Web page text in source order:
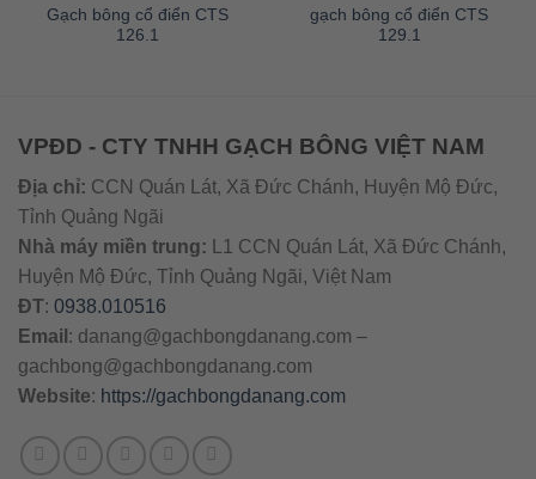
Gạch bông cổ điển CTS
126.1
gạch bông cổ điển CTS
129.1
VPĐD - CTY TNHH GẠCH BÔNG VIỆT NAM
Địa chỉ: CCN Quán Lát, Xã Đức Chánh, Huyện Mộ Đức,
Tỉnh Quảng Ngãi
Nhà máy miền trung: L1 CCN Quán Lát, Xã Đức Chánh,
Huyện Mộ Đức, Tỉnh Quảng Ngãi, Việt Nam
ĐT: 0938.010516
Email : danang@gachbongdanang.com –
gachbong@gachbongdanang.com
Website: https://gachbongdanang.com